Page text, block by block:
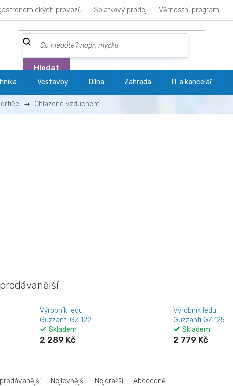
provozů Splátkový prodej Věrnostní program
Hledat
Vestavby Dílna Zahrada IT a kancelář
Chlazené vzduchem
Výrobník ledu
Guzzanti GZ 122
Skladem
2 289 Kč
Výrobník ledu
Guzzanti GZ 125
Skladem
2 779 Kč
Nejlevnější Nejdražší Abecedně